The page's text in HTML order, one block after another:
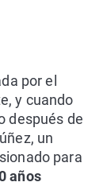
por el
y cuando
después de
un
para
años